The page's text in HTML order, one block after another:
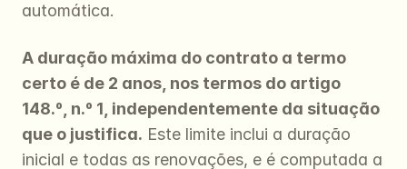
automática.
A duração máxima do contrato a termo
certo é de 2 anos, nos termos do artigo
148.º, n.º 1, independentemente da situação
que o justifica. Este limite inclui a duração
inicial e todas as renovações, e é computada a